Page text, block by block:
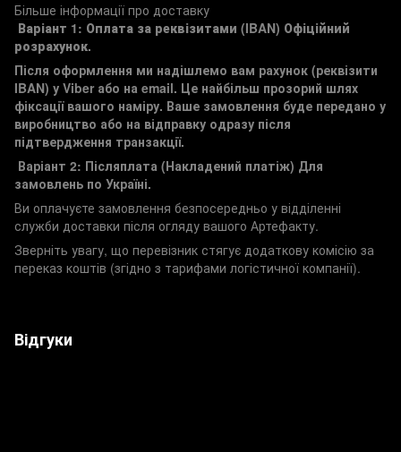
Більше інформації про доставку
Варіант 1: Оплата за реквізитами (IBAN) Офіційний
розрахунок.
Після оформлення ми надішлемо вам рахунок (реквізити
IBAN) у Viber або на email. Це найбільш прозорий шлях
фіксації вашого наміру. Ваше замовлення буде передано у
виробництво або на відправку одразу після
підтвердження транзакції.
Варіант 2: Післяплата (Накладений платіж) Для
замовлень по Україні.
Ви оплачуєте замовлення безпосередньо у відділенні
служби доставки після огляду вашого Артефакту.
Зверніть увагу, що перевізник стягує додаткову комісію за
переказ коштів (згідно з тарифами логістичної компанії).
Відгуки